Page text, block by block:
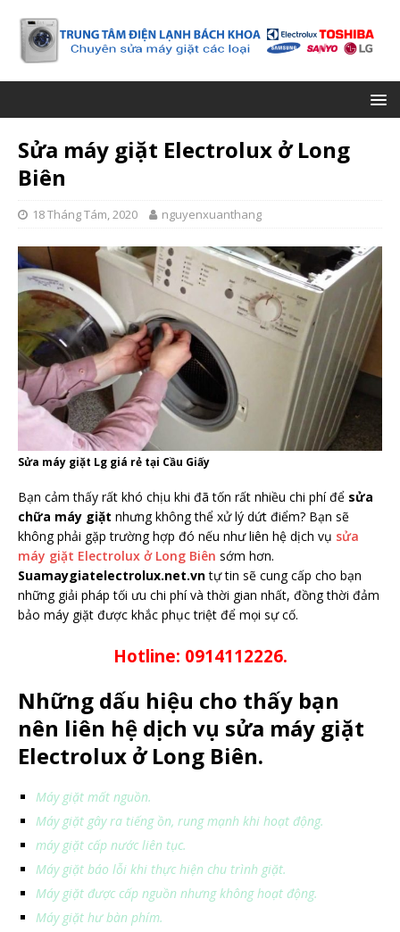
Sửa máy giặt Electrolux ở Long
Biên
18 Tháng Tám, 2020 nguyenxuanthang
Sửa máy giặt Lg giá rẻ tại Cầu Giấy
Bạn cảm thấy rất khó chịu khi đã tốn rất nhiều chi phí để sửa
chữa máy giặt nhưng không thể xử lý dứt điểm? Bạn sẽ
không phải gặp trường hợp đó nếu như liên hệ dịch vụ sửa
máy giặt Electrolux ở Long Biên sớm hơn.
Suamaygiatelectrolux.net.vntự tin sẽ cung cấp cho bạn
những giải pháp tối ưu chi phí và thời gian nhất, đồng thời đảm
bảo máy giặt được khắc phục triệt để mọi sự cố.
Hotline: 0914112226.
Những dấu hiệu cho thấy bạn
nên liên hệ dịch vụ sửa máy giặt
Electrolux ở Long Biên.
Máy giặt mất nguồn.
Máy giặt gây ra tiếng ồn, rung mạnh khi hoạt động.
máy giặt cấp nước liên tục.
Máy giặt báo lỗi khi thực hiện chu trình giặt.
Máy giặt được cấp nguồn nhưng không hoạt động.
Máy giặt hư bàn phím.